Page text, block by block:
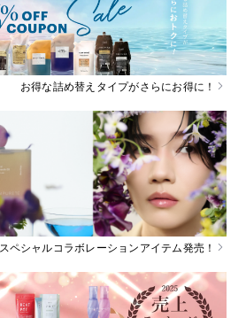
お得な詰め替えタイプがさらにお得に！
ペシャルコラボレーションアイテム発売！